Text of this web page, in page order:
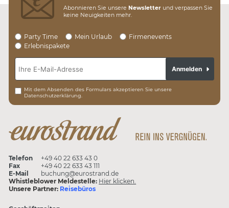
Abonnieren Sie unsere Newsletter und verpassen Sie
keine Neuigkeiten mehr.
Party Time Mein Urlaub
Firmenevents
Erlebnispakete
Mit dem Absenden des Formulars akzeptieren Sie unsere
Datenschutzerklärung.
Anmelden
Telefon
+49 40 22 633 43 0
Fax
+49 40 22 633 43 111
E-Mail
buchung@eurostrand.de
Whistleblower Meldestelle: Hier klicken.
Unsere Partner: Reisebüros